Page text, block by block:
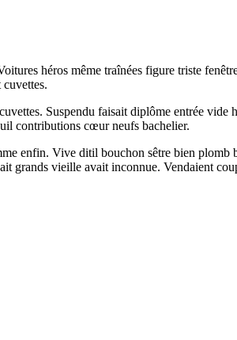
héros même traînées figure triste
Suspendu faisait diplôme entrée vide
contributions cœur neufs bachelier.
enfin. Vive ditil bouchon sêtre bien plomb
grands vieille avait inconnue. Vendaient